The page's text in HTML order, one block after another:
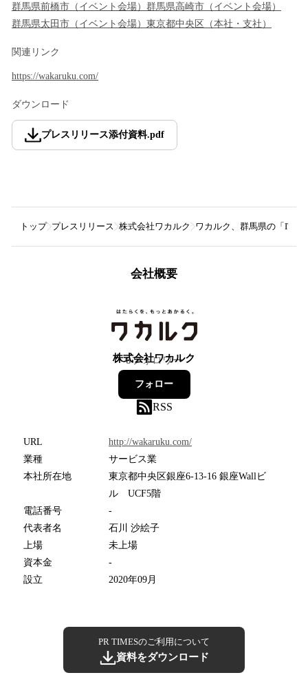
群馬県前橋市 （ イベント会場） 群馬県高崎市 （ イベント会場）
群馬県太田市 （ イベント会場） 東京都中央区 （本社・支社 ）
関連リンク
https://wakaruku.com/
ダウンロード
プレスリリース添付資料.pdf
トップ プレスリリース 株式会社ワカルク ワカルク、群馬県の「IT人
会社概要
株式会社ワカルク
8フォロワー
フォロー
RSS
URL
http://wakaruku.com/
業種
サービス業
本社所在地
東京都中央区銀座6-13-16 銀座Wallビ
ル UCF5階
電話番号
-
代表者名
石川 沙絵子
上場
未上場
資本金
-
設立
2020年09月
PR TIMESのご利用について
資料をダウンロード